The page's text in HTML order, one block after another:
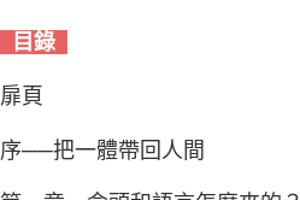
目錄
扉頁
序──把一體帶回人間